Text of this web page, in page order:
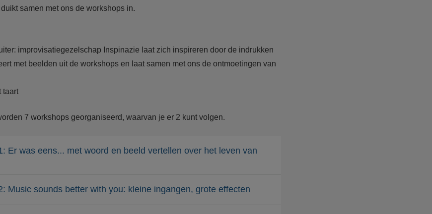
samen met ons de workshops in.
improvisatiegezelschap Inspinazie laat zich inspireren door de indrukken
met beelden uit de workshops en laat samen met ons de ontmoetingen van
taart
7 workshops georganiseerd, waarvan je er 2 kunt volgen.
Er was eens... met woord en beeld vertellen over het leven van
Music sounds better with you: kleine ingangen, grote effecten